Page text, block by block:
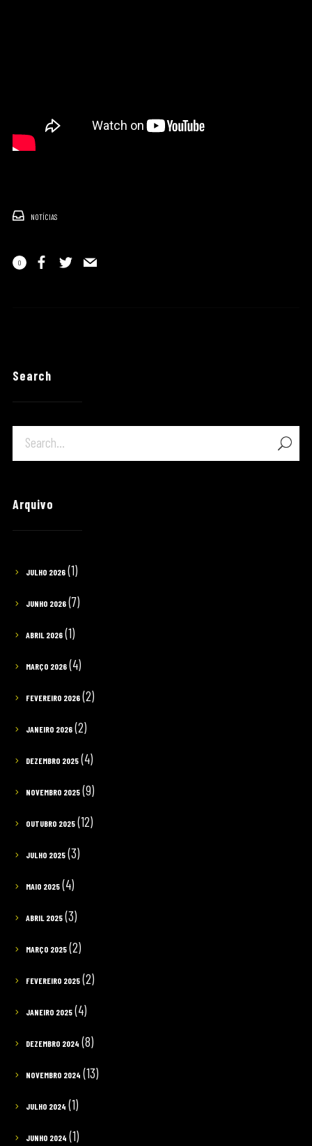
NOTÍCIAS
0
Search
Arquivo
JULHO 2026(1)
JUNHO 2026(7)
ABRIL 2026(1)
MARÇO 2026(4)
FEVEREIRO 2026(2)
JANEIRO 2026(2)
DEZEMBRO 2025(4)
NOVEMBRO 2025(9)
OUTUBRO 2025(12)
JULHO 2025(3)
MAIO 2025(4)
ABRIL 2025(3)
MARÇO 2025(2)
FEVEREIRO 2025(2)
JANEIRO 2025(4)
DEZEMBRO 2024 (8)
NOVEMBRO 2024 (13)
JULHO 2024 (1)
JUNHO 2024 (1)